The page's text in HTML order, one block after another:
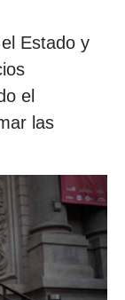
Estado y
el
las